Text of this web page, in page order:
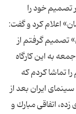
خود را
اعلام كرد و گفت:
تصمیم گرفتم از
به این كارگاه
تماشا كردم كه
ایران بعد از
اتفاقی مبارك و